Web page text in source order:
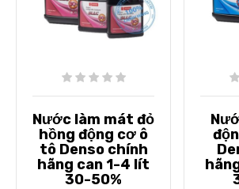
Nước làm mát đỏ
hồng động cơ ô
tô Denso chính
hãng can 1-4 lít
30-50%